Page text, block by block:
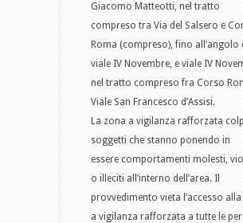
Giacomo Matteotti, nel tratto
compreso tra Via del Salsero e
Roma (compreso), fino all’angolo
viale IV Novembre, e viale IV
nel tratto compreso fra Corso
Viale San Francesco d’Assisi.
La zona a vigilanza rafforzata
soggetti che stanno ponendo in
essere comportamenti molesti,
o illeciti all’interno dell’area. Il
provvedimento vieta l’accesso
a vigilanza rafforzata a tutte le